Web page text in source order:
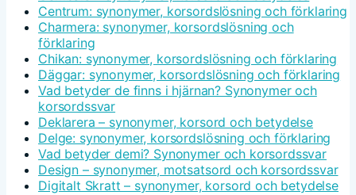
Centrum: synonymer, korsordslösning och förklaring
Charmera: synonymer, korsordslösning och
förklaring
Chikan: synonymer, korsordslösning och förklaring
Däggar: synonymer, korsordslösning och förklaring
Vad betyder de finns i hjärnan? Synonymer och
korsordssvar
Deklarera – synonymer, korsord och betydelse
Delge: synonymer, korsordslösning och förklaring
Vad betyder demi? Synonymer och korsordssvar
Design – synonymer, motsatsord och korsordssvar
Digitalt Skratt – synonymer, korsord och betydelse